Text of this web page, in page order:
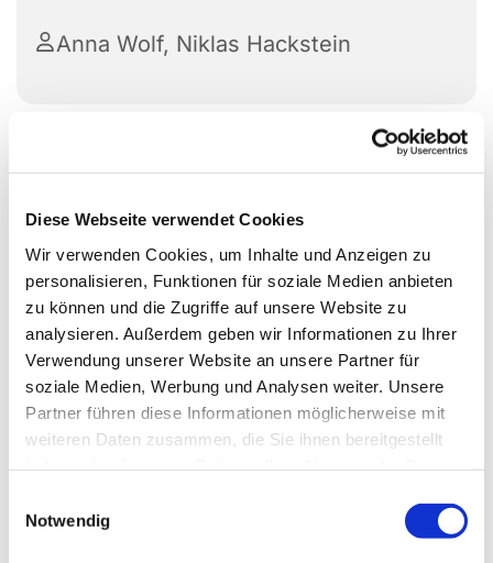
Diese Webseite verwendet Cookies
Wir verwenden Cookies, um Inhalte und Anzeigen zu
personalisieren, Funktionen für soziale Medien anbieten
zu können und die Zugriffe auf unsere Website zu
analysieren. Außerdem geben wir Informationen zu Ihrer
Verwendung unserer Website an unsere Partner für
soziale Medien, Werbung und Analysen weiter. Unsere
Partner führen diese Informationen möglicherweise mit
weiteren Daten zusammen, die Sie ihnen bereitgestellt
Notwendig
Anna Wolf, Niklas Hackstein